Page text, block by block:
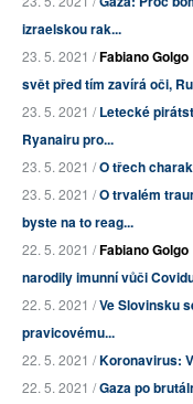
izraelskou rak...
23. 5. 2021 /Fabiano Golgo
svět před tím zavírá oči,
23. 5. 2021 /Letecké
Ryanairu pro...
23. 5. 2021 /O třech
23. 5. 2021 /O trvalém
byste na to reag...
22. 5. 2021 /Fabiano Golgo
narodily imunní vůči
22. 5. 2021 /Ve Slovinsku
pravicovému...
22. 5. 2021 /Koronavirus:
22. 5. 2021 /Gaza po